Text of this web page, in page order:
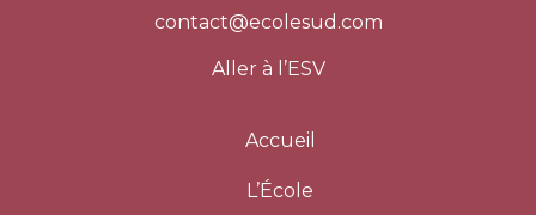
contact@ecolesud.com
Aller à l’ESV
Accueil
L’École